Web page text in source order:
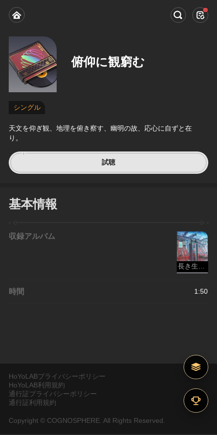
俯仰に観窮む
シングル
天文を仰ぎ観、地理を俯き察す、幽明の故、応心に自ずと在
り。
試聴
基本情報
収録アルバム
長き生の短き夢
時間 1:50
HoYoLABプライバシーポリシー
HoYoLAB利用規約
通行証プライバシーポリシー
通行証利用規約
Copyright © COGNOSPHERE. All Rights Reserved.